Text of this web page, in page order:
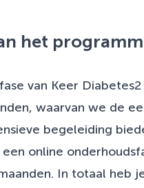
het
van Keer Diabetes2
waarvan we de
begeleiding
online
In totaal heb